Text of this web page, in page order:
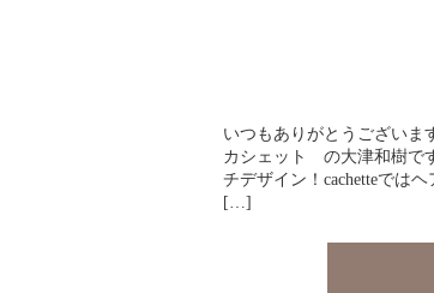
いつもありがとうございま
カシェット の大津和樹で
チデザイン！cachetteでは
[…]